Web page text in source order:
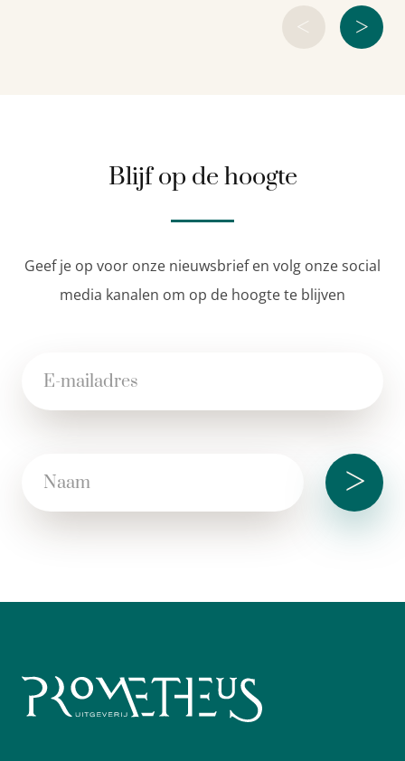
< >
Blijf op de hoogte
Geef je op voor onze nieuwsbrief en volg onze social
media kanalen om op de hoogte te blijven
>